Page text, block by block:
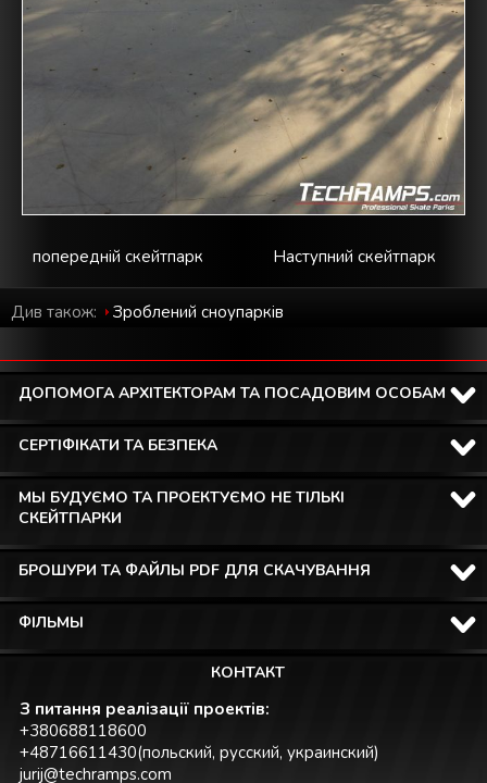
Наступний скейтпарк
попередній скейтпарк
Див також: Зроблений cноупарків
ДОПОМОГА АРХІТЕКТОРАМ ТА ПОСАДОВИМ ОСОБАМ
СЕРТІФІКАТИ ТА БЕЗПЕКА
МЫ БУДУЄМО ТА ПРОЕКТУЄМО НЕ ТІЛЬКІ
СКЕЙТПАРКИ
БРОШУРИ ТА ФАЙЛЫ PDF ДЛЯ СКАЧУВАННЯ
ФІЛЬМЫ
КОНТАКТ
З питання реалізації проектів:
+380688118600
+48716611430(польский, русский, украинский)
jurij@techramps.com